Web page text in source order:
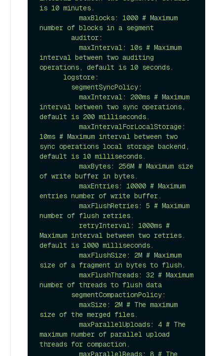
is 10 minutes.
number of blocks in a segment
interval between two auditing
operations, default is 10 seconds.
interval between two sync operations,
default is 200 milliseconds.
10ms # Maximum interval between two
sync operations local storage backend,
default is 10 milliseconds.
of write buffer in bytes.
entries number of write buffer.
number of flush retries.
Maximum interval between two retries.
default is 1000 milliseconds.
size of a fragment in bytes to flush.
number of threads to flush data
size of the merged files.
maximum number of parallel upload
threads for compaction.